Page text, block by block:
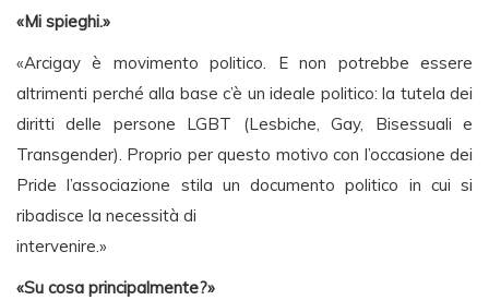
«Mi spieghi.»
«Arcigay è movimento politico. E non potrebbe essere
altrimenti perché alla base c’è un ideale politico: la tutela dei
diritti delle persone LGBT (Lesbiche, Gay, Bisessuali e
Transgender). Proprio per questo motivo con l’occasione dei
Pride l’associazione stila un documento politico in cui si
ribadisce la necessità di
intervenire.»
«Su cosa principalmente?»